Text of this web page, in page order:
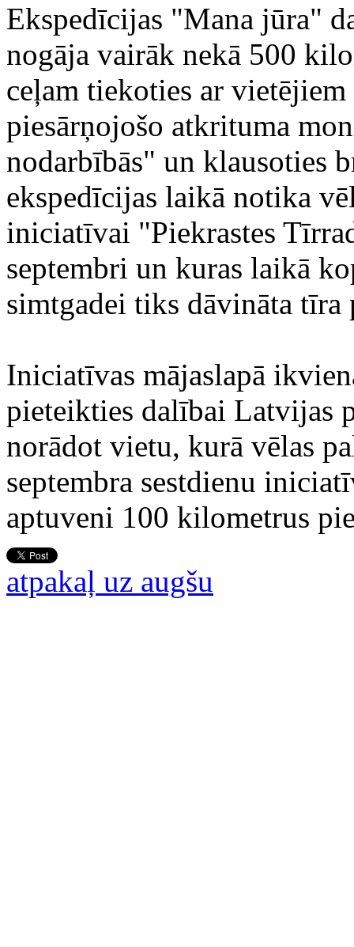
Ekspedīcijas "Mana jūra"
nogāja vairāk nekā 500
ceļam tiekoties ar
piesārņojošo atkrituma
nodarbībās" un klausoties
ekspedīcijas laikā notika
iniciatīvai "Piekrastes
septembri un kuras laikā
simtgadei tiks dāvināta tīra
Iniciatīvas mājaslapā
pieteikties dalībai Latvijas
norādot vietu, kurā vēlas
septembra sestdienu
aptuveni 100 kilometrus
atpakaļ uz augšu